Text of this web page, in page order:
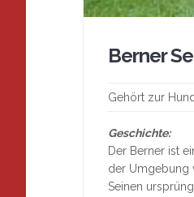
Berner
Gehört zur
Geschichte:
Der Berner ist
der Umgebung
Seinen